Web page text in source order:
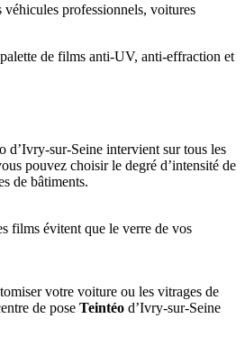
véhicules professionnels, voitures
de films anti-UV, anti-effraction et
d’Ivry-sur-Seine intervient sur tous les
pouvez choisir le degré d’intensité de
de bâtiments.
films évitent que le verre de vos
votre voiture ou les vitrages de
de pose Teintéo d’Ivry-sur-Seine